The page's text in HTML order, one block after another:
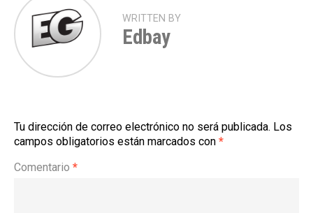
WRITTEN BY
Edbay
Tu dirección de correo electrónico no será publicada. Los
campos obligatorios están marcados con *
Comentario *